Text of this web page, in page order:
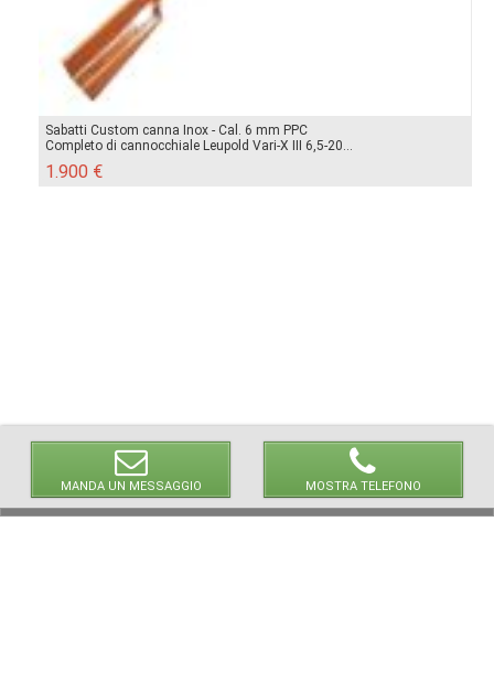
MANDA UN MESSAGGIO MOSTRA TELEFONO
Sabatti Custom canna Inox - Cal. 6 mm PPC
Completo di cannocchiale Leupold Vari-X III 6,5-20...
1.900 €